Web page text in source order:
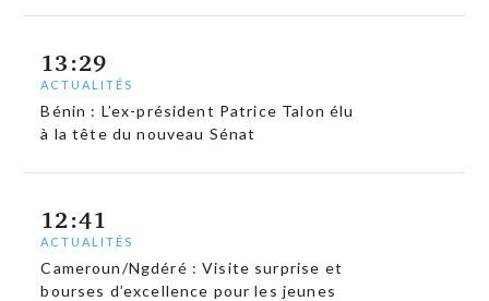
13:29
ACTUALITÉS
Bénin : L’ex-président Patrice Talon élu
à la tête du nouveau Sénat
12:41
ACTUALITÉS
Cameroun/Ngdéré : Visite surprise et
bourses d’excellence pour les jeunes